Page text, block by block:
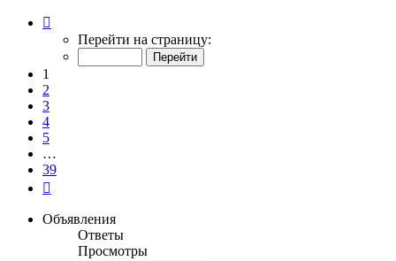
Перейти на страницу:
1
2
3
4
5
…
39
Объявления
Ответы
Просмотры